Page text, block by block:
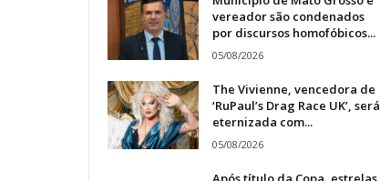
vereador são condenados
por discursos homofóbicos...
05/08/2026
The Vivienne, vencedora de
‘RuPaul’s Drag Race UK’, será
eternizada com...
05/08/2026